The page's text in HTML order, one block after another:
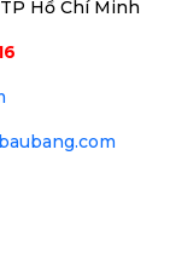
Hồ Chí Minh